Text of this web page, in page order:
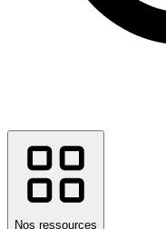
Nos ressources